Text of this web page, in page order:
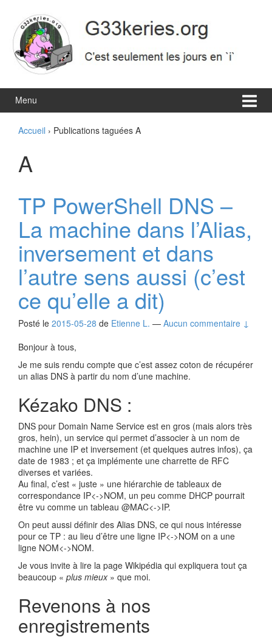
contenu
menu
principal
Menu
Accueil › Publications taguées A
A
TP PowerShell DNS –
La machine dans l’Alias,
inversement et dans
l’autre sens aussi (c’est
ce qu’elle a dit)
Posté le 2015-05-28 de Etienne L. — Aucun commentaire ↓
Bonjour à tous,
Je me suis rendu compte que c’est assez coton de récupérer
un alias DNS à partir du nom d’une machine.
Kézako DNS :
DNS pour Domain Name Service est en gros (mais alors très
gros, hein), un service qui permet d’associer à un nom de
machine une IP et inversement (et quelques autres infos), ça
date de 1983 ; et ça implémente une charrette de RFC
diverses et variées.
Au final, c’est « juste » une hiérarchie de tableaux de
correspondance IP<->NOM, un peu comme DHCP pourrait
être vu comme un tableau @MAC<->IP.
On peut aussi définir des Alias DNS, ce qui nous intéresse
pour ce TP : au lieu d’être une ligne IP<->NOM on a une
ligne NOM<->NOM.
Je vous invite à lire la page Wikipédia qui expliquera tout ça
beaucoup « plus mieux» que moi.
Revenons à nos
enregistrements